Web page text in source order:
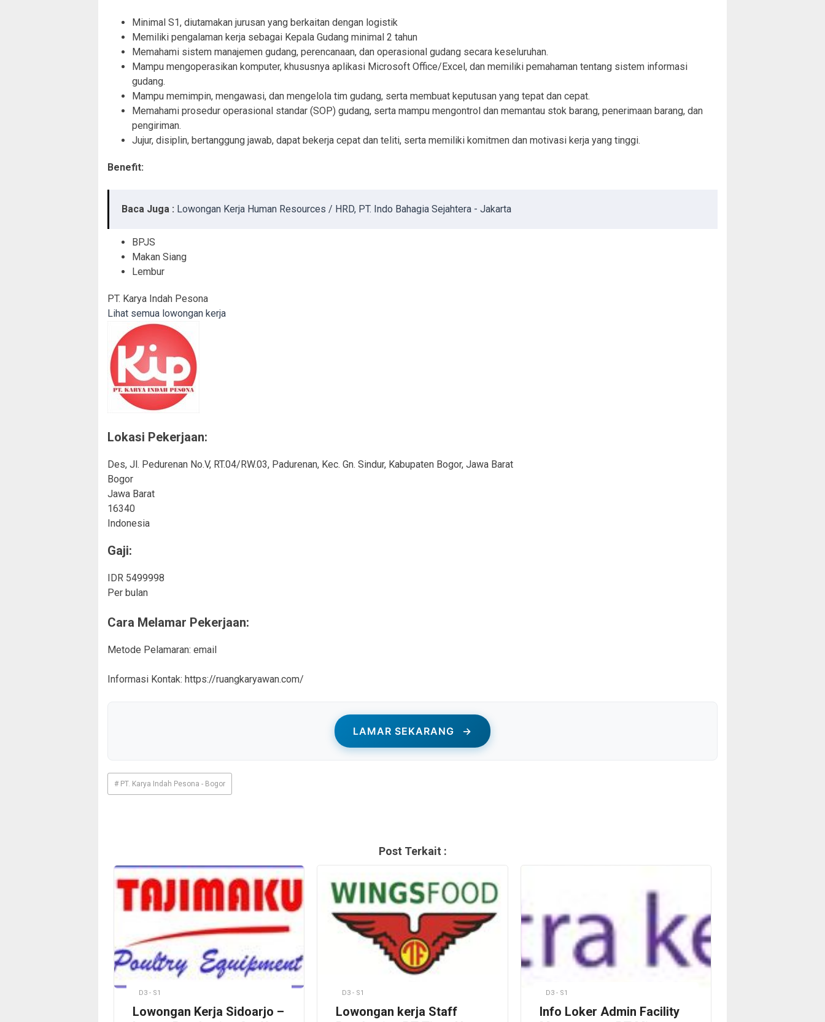
Minimal S1, diutamakan jurusan yang berkaitan dengan logistik
Memiliki pengalaman kerja sebagai Kepala Gudang minimal 2 tahun
Memahami sistem manajemen gudang, perencanaan, dan operasional gudang secara keseluruhan.
Mampu mengoperasikan komputer, khususnya aplikasi Microsoft Office/Excel, dan memiliki pemahaman tentang sistem informasi
gudang.
Mampu memimpin, mengawasi, dan mengelola tim gudang, serta membuat keputusan yang tepat dan cepat.
Memahami prosedur operasional standar (SOP) gudang, serta mampu mengontrol dan memantau stok barang, penerimaan barang, dan
pengiriman.
Jujur, disiplin, bertanggung jawab, dapat bekerja cepat dan teliti, serta memiliki komitmen dan motivasi kerja yang tinggi.
Benefit:
Baca Juga : Lowongan Kerja Human Resources / HRD, PT. Indo Bahagia Sejahtera - Jakarta
BPJS
Makan Siang
Lembur
PT. Karya Indah Pesona
Lihat semua lowongan kerja
Lokasi Pekerjaan:
Des, Jl. Pedurenan No.V, RT.04/RW.03, Padurenan, Kec. Gn. Sindur, Kabupaten Bogor, Jawa Barat
Bogor
Jawa Barat
16340
Indonesia
Gaji:
IDR 5499998
Per bulan
Cara Melamar Pekerjaan:
Metode Pelamaran: email
Informasi Kontak: https://ruangkaryawan.com/
LAMAR SEKARANG →
# PT. Karya Indah Pesona - Bogor
Post Terkait :
D3 - S1
Lowongan Kerja Sidoarjo –
D3 - S1
Lowongan kerja Staff
D3 - S1
Info Loker Admin Facility